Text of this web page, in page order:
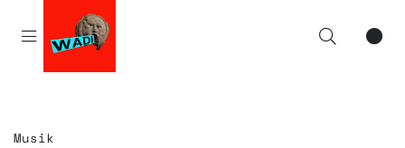
Startseite
KONTAKT/ANFAHRT
Musik